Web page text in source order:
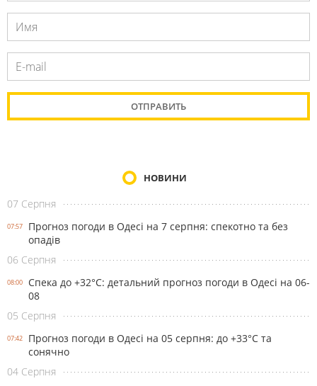
НОВИНИ
07 Серпня
07:57
Прогноз погоди в Одесі на 7 серпня: спекотно та без
опадів
06 Серпня
08:00
Спека до +32°С: детальний прогноз погоди в Одесі на 06-
08
05 Серпня
07:42
Прогноз погоди в Одесі на 05 серпня: до +33°С та
сонячно
04 Серпня